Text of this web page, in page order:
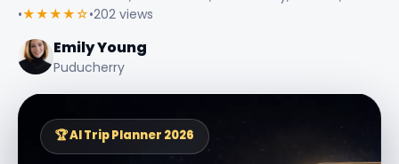
•★★★★☆•202 views
Emily Young
Puducherry
🏆 AI Trip Planner 2026